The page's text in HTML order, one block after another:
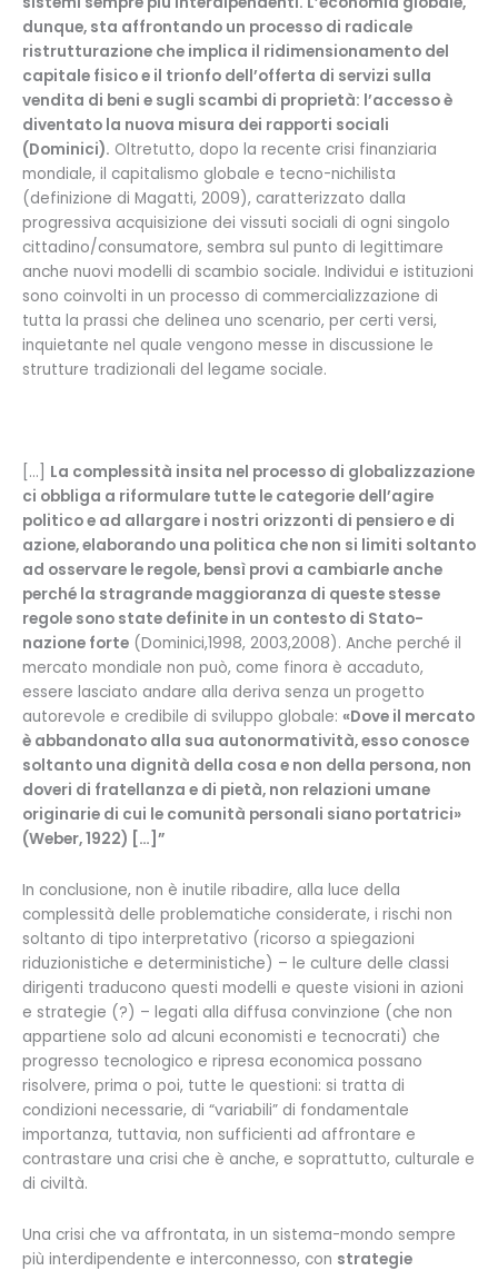
dunque, sta affrontando un processo di radicale
ristrutturazione che implica il ridimensionamento del
capitale fisico e il trionfo dell’offerta di servizi sulla
vendita di beni e sugli scambi di proprietà: l’accesso è
diventato la nuova misura dei rapporti sociali
(Dominici). Oltretutto, dopo la recente crisi finanziaria
mondiale, il capitalismo globale e tecno-nichilista
(definizione di Magatti, 2009), caratterizzato dalla
progressiva acquisizione dei vissuti sociali di ogni singolo
cittadino/consumatore, sembra sul punto di legittimare
anche nuovi modelli di scambio sociale. Individui e istituzioni
sono coinvolti in un processo di commercializzazione di
tutta la prassi che delinea uno scenario, per certi versi,
inquietante nel quale vengono messe in discussione le
strutture tradizionali del legame sociale.
[…] La complessità insita nel processo di globalizzazione
ci obbliga a riformulare tutte le categorie dell’agire
politico e ad allargare i nostri orizzonti di pensiero e di
azione, elaborando una politica che non si limiti soltanto
ad osservare le regole, bensì provi a cambiarle anche
perché la stragrande maggioranza di queste stesse
regole sono state definite in un contesto di Stato-
nazione forte (Dominici,1998, 2003,2008). Anche perché il
mercato mondiale non può, come finora è accaduto,
essere lasciato andare alla deriva senza un progetto
autorevole e credibile di sviluppo globale: «Dove il mercato
è abbandonato alla sua autonormatività, esso conosce
soltanto una dignità della cosa e non della persona, non
doveri di fratellanza e di pietà, non relazioni umane
originarie di cui le comunità personali siano portatrici»
(Weber, 1922) […]”
In conclusione, non è inutile ribadire, alla luce della
complessità delle problematiche considerate, i rischi non
soltanto di tipo interpretativo (ricorso a spiegazioni
riduzionistiche e deterministiche) – le culture delle classi
dirigenti traducono questi modelli e queste visioni in azioni
e strategie (?) – legati alla diffusa convinzione (che non
appartiene solo ad alcuni economisti e tecnocrati) che
progresso tecnologico e ripresa economica possano
risolvere, prima o poi, tutte le questioni: si tratta di
condizioni necessarie, di “variabili” di fondamentale
importanza, tuttavia, non sufficienti ad affrontare e
contrastare una crisi che è anche, e soprattutto, culturale e
di civiltà.
Una crisi che va affrontata, in un sistema-mondo sempre
più interdipendente e interconnesso, con strategie